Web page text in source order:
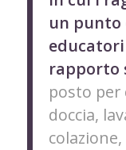
un
rapporto
posto per
doccia,